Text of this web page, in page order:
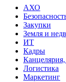
АХО
Закупки
Земля и
ИТ
Кадры
Канцелярия,
Логистика
Маркетинг